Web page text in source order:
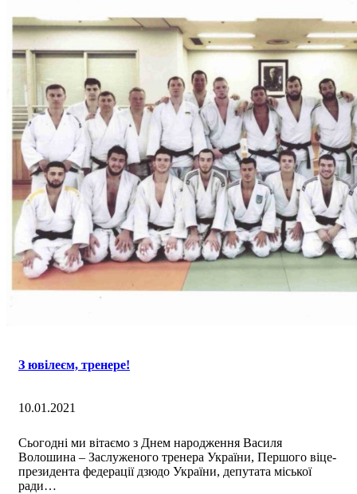
З ювілеєм, тренере!
10.01.2021
Сьогодні ми вітаємо з Днем народження Василя
Волошина – Заслуженого тренера України, Першого віце-
президента федерації дзюдо України, депутата міської
ради…